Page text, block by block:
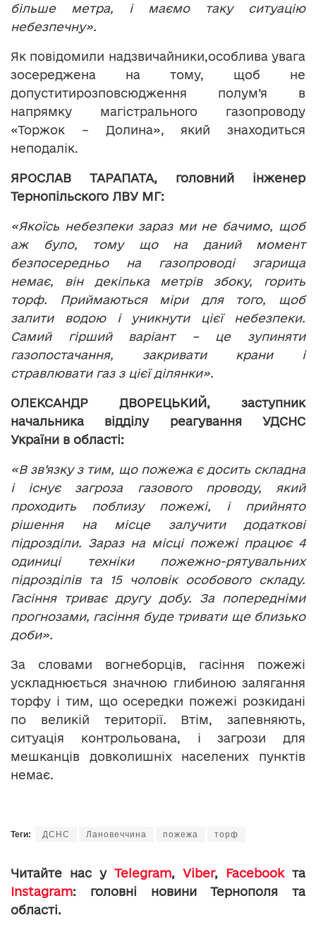
більше метра, і маємо таку ситуацію
небезпечну».
Як повідомили надзвичайники,особлива увага
зосереджена на тому, щоб не
допуститирозповсюдження полум’я в
напрямку магістрального газопроводу
«Торжок – Долина», який знаходиться
неподалік.
ЯРОСЛАВ ТАРАПАТА, головний інженер
Тернопільского ЛВУ МГ:
«Якоїсь небезпеки зараз ми не бачимо, щоб
аж було, тому що на даний момент
безпосередньо на газопроводі згарища
немає, він декілька метрів збоку, горить
торф. Приймаються міри для того, щоб
залити водою і уникнути цієї небезпеки.
Самий гірший варіант – це зупиняти
газопостачання, закривати крани і
стравлювати газ з цієї ділянки».
ОЛЕКСАНДР ДВОРЕЦЬКИЙ, заступник
начальника відділу реагування УДСНС
України в області:
«В зв’язку з тим, що пожежа є досить складна
і існує загроза газового проводу, який
проходить поблизу пожежі, і прийнято
рішення на місце залучити додаткові
підрозділи. Зараз на місці пожежі працює 4
одиниці техніки пожежно-рятувальних
підрозділів та 15 чоловік особового складу.
Гасіння триває другу добу. За попередніми
прогнозами, гасіння буде тривати ще близько
доби».
За словами вогнеборців, гасіння пожежі
ускладнюється значною глибиною залягання
торфу і тим, що осередки пожежі розкидані
по великій території. Втім, запевняють,
ситуація контрольована, і загрози для
мешканців довколишніх населених пунктів
немає.
Теги: ДСНС Лановеччина пожежа торф
Читайте нас у Telegram, Viber, Facebookта
Instagram: головні новини Тернополя та
області.